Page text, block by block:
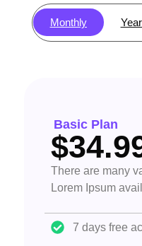
Monthly
Basic Plan
There are many
Lorem Ipsum
7 days free